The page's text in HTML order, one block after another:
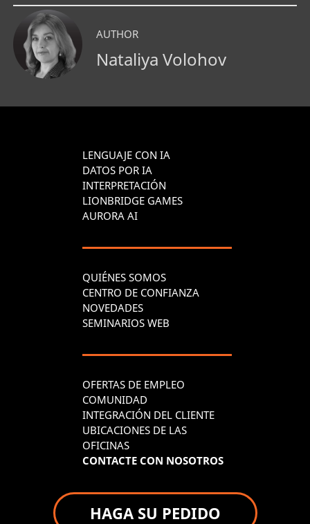
AUTHOR
Nataliya Volohov
LENGUAJE CON IA
DATOS POR IA
INTERPRETACIÓN
LIONBRIDGE GAMES
AURORA AI
QUIÉNES SOMOS
CENTRO DE CONFIANZA
NOVEDADES
SEMINARIOS WEB
OFERTAS DE EMPLEO
COMUNIDAD
INTEGRACIÓN DEL CLIENTE
UBICACIONES DE LAS
OFICINAS
CONTACTE CON NOSOTROS
HAGA SU PEDIDO